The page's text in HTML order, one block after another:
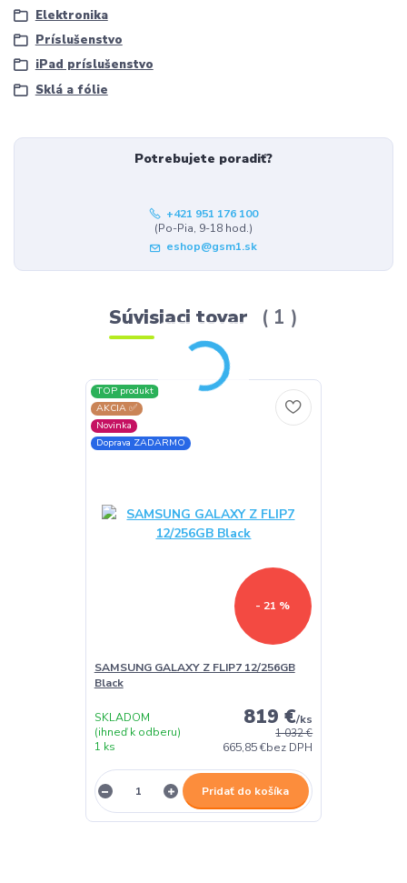
Elektronika
Príslušenstvo
iPad príslušenstvo
Sklá a fólie
Potrebujete poradiť?
+421 951 176 100
(Po-Pia, 9-18 hod.)
eshop@gsm1.sk
Súvisiaci tovar 1
TOP produkt
AKCIA ✅
Novinka
Doprava ZADARMO
- 21 %
SAMSUNG GALAXY Z FLIP7 12/256GB
Black
1 032 €
819 €/ks
665,85 €bez DPH
SKLADOM
(ihneď k odberu)
1 ks
Pridať do košíka